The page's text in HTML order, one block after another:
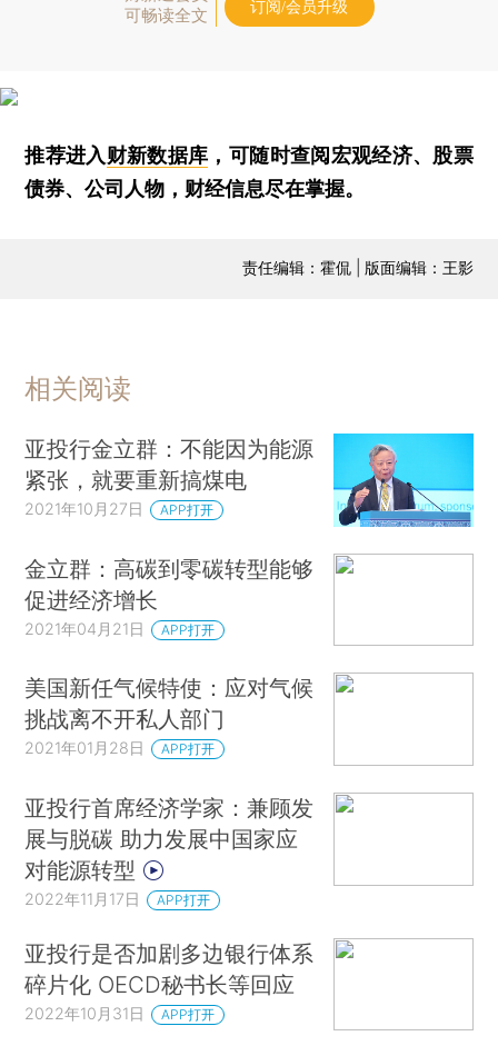
可畅读全文
订阅/会员升级
推荐进入财新数据库 ，可随时查阅宏观经济、股票
债券、公司人物，财经信息尽在掌握。
责任编辑：霍侃 | 版面编辑：王影
相关阅读
亚投行金立群：不能因为能源
紧张，就要重新搞煤电
2021年10月27日 APP打开
金立群：高碳到零碳转型能够
促进经济增长
2021年04月21日 APP打开
美国新任气候特使：应对气候
挑战离不开私人部门
2021年01月28日 APP打开
亚投行首席经济学家：兼顾发
展与脱碳 助力发展中国家应
对能源转型
2022年11月17日 APP打开
亚投行是否加剧多边银行体系
碎片化 OECD秘书长等回应
2022年10月31日 APP打开